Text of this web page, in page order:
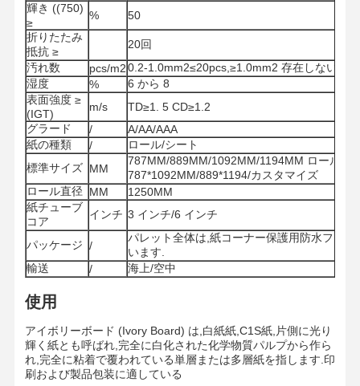
家 製品 ビデオ
私たちについ
て
輝き ((750)
≥
%
50
折りたたみ
抵抗 ≥
20回
汚れ数
pcs/m20.2-1.0mm2≤20pcs,≥1.0mm2 存在しない
湿度
%
6 から 8
表面強度 ≥
(IGT)
m/s
TD≥1. 5 CD≥1.2
グラード
/
A/AA/AAA
紙の種類
/
ロール/シート
標準サイズ MM
787MM/889MM/1092MM/1194MM ロール/カ
787*1092MM/889*1194/カスタマイズ
ロール直径
MM
1250MM
紙チューブ
コア
インチ 3 インチ/6 インチ
パッケージ /
パレット全体は,紙コーナー保護用防水フィ
います.
輸送
/ 海上/空中
使用
アイボリーボード (Ivory Board) は,白紙紙,C1S紙,片側に光り
輝く紙とも呼ばれ,完全に白化された化学物質パルプから作ら
れ,完全に粘着で覆われている単層または多層紙を指します.印
刷および製品包装に適している